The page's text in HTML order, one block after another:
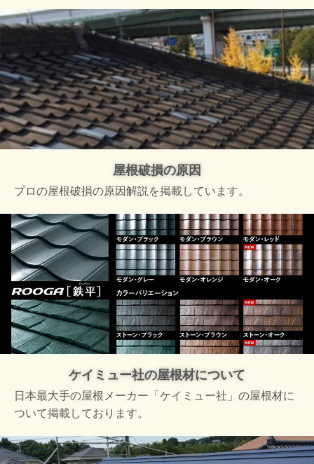
屋根破損の原因
プロの屋根破損の原因解説を掲載しています。
ケイミュー社の屋根材について
日本最大手の屋根メーカー「ケイミュー社」の屋根材に
ついて掲載しております。